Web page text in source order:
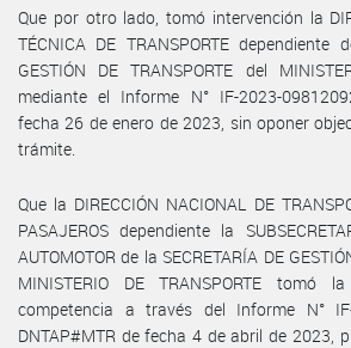
Que por otro lado, tomó intervención la
TÉCNICA DE TRANSPORTE dependiente
GESTIÓN DE TRANSPORTE del
mediante el Informe N° IF-2023-
fecha 26 de enero de 2023, sin oponer
trámite.
Que la DIRECCIÓN NACIONAL DE
PASAJEROS dependiente la
AUTOMOTOR de la SECRETARÍA DE
MINISTERIO DE TRANSPORTE tomó
competencia a través del Informe N° IF-
DNTAP#MTR de fecha 4 de abril de 2023,